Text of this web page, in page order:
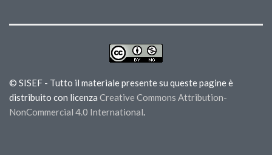
© SISEF - Tutto il materiale presente su queste pagine è
distribuito con licenza Creative Commons Attribution-
NonCommercial 4.0 International.